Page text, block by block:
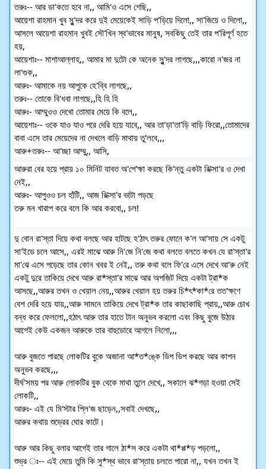
তরুঃ-- আর ডা'কতে হবে না,, আমি'ও এসে গেছি,,
আয়েশা রাহমান খুব সু'ন্দর করে দুই মেয়েকেই সাড়ি প'ড়িয়ে দিলো,, সা'জিয়ে ও দিলো,,
আসলে আয়েশা রাহমান খুবই সৌ'খিন স্ব'ভাবের মানুষ, সবকিছু তেই তার প'রিপূর্ণ হতে
হয়,
আয়েশাঃ-- মাশাআল্লাহ,, আমার মা দুটো কে অনেক সু'ন্দর লাগছে,,,কারো ন'জর না
লা'গুক,,
আরুঃ- আমাকে নয় আপুকে হে'ব্বি লাগছে,,
তরুঃ-- তোকে বি'ধবা লাগছে,,হি হি হি
আরুঃ- আম্মুওও দেখো তোমার মেয়ে কি বলে,,
আয়েশাঃ-- ওকে যাও যাও পরে দেরি হয়ে যাবে,, আর তা'ড়া'তা'ড়ি বাড়ি ফিরো,,তোমাদের
বাবা এসে তার মেয়েদের না দেখলে বাড়ি মাথায় তু'লবে,,,
আরু+তরুঃ-- আ'চ্ছা আম্মু,, আসি,
আরুরা বের হয়ে প্রায় ১০ মিনিট যাবত অ'পে'ক্ষা করছে কি'ন্তু একটা রি'ক্সা'র ও দেখা
নেই,,
আরুঃ- আপুওও চল হাঁটি,, আজ রি'ক্সা'র ভাটা পড়ছে
তরু মন খারাপ করে বলে কি আর করবো,, চল!
দু বোন রা'স্তা দিয়ে কথা বলছে আর হাটছে হ'ঠাৎ তরুর ফোনে ক'ল আ'সায় সে একটু
সা'ইডে চলে আসে,, এরই মাঝে আরু নি'জে নি'জে কথা বলতে বলতে কখন যে রা'স্তা'র
মা'ঝে এসে পড়েছে তার কোন খবর ই নেই,, তরু কথা বলে ফি'রে এসে দেখে আ'রু নেই
একটু দুরে তাকিয়ে দেখে আরু রা*স্তা'র মাঝে আর অপজিট দিয়ে একটা ট্রা*ক
আসছে,,আরুর তখন ও খেয়াল নেয়,,আরুর খেয়াল হয় তরুর চি*ৎ*কা*রে তত'ক্ষণে
বেশ দেরি হয়ে যায়,,আরু সামনে তাকিয়ে দেখে ট্রা*ক তার কাছাকাছি প্রায়,,আরু চোখ
বন্ধ করে ফেললো,,হঠাৎ আরু তার হাতে টান অনুভব করলো এবং কিছু বুজে উঠার
আগেই কেউ একজন আরুকে তার বাহুডোরে আগলে নিলো,,,
আরু বুজতে পারছে লোকটির বুকে অজানা আ*ত*ঙ্কে ডিপ ডিপ করছে আর কাপন
অনুভব করছে,,,
দীর্ঘ'সময় পর আরু লোকটির বুক থেকে মাথা তুলে দেখে,, সকালে ঝ*গড়া হওয়া সেই
লোকটি,,
আরুঃ- এই যে মি'স্টার প্লি'জ ছাড়েন,,সবাই দেখছে,,
আরুর কথায় শুভ্রের ঘোর কাটে।
আরু আর কিছু বলার আগেই তার গালে ঠা*স করে একটা থা*প্প*ড় পড়লো,,
শুভ্র ঃ-- এই মেয়ে তুমি কি সু*স্থ ভাবে রা'স্তায় চলতে পারো না,, যখন তখন ই